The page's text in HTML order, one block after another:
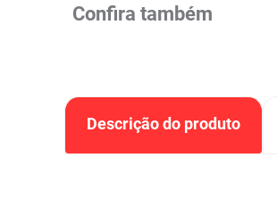
Confira também
Descrição do produto